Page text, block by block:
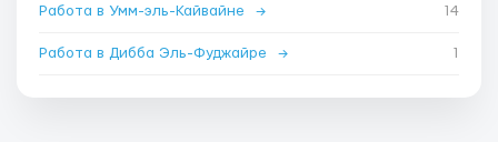
Работа в Умм-эль-Кайвайне → 14
Работа в Дибба Эль-Фуджайре → 1